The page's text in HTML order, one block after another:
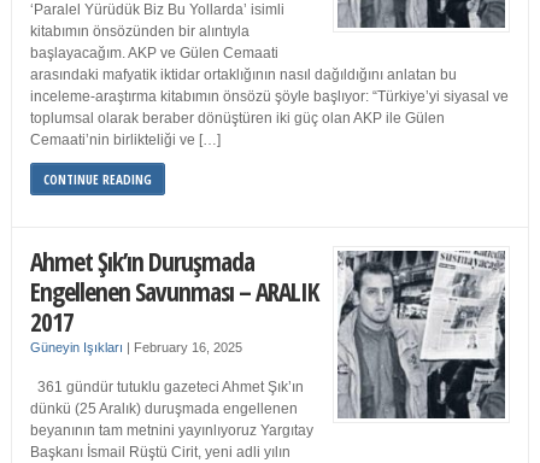
‘Paralel Yürüdük Biz Bu Yollarda’ isimli
kitabımın önsözünden bir alıntıyla
başlayacağım. AKP ve Gülen Cemaati
arasındaki mafyatik iktidar ortaklığının nasıl dağıldığını anlatan bu
inceleme-araştırma kitabımın önsözü şöyle başlıyor: “Türkiye’yi siyasal ve
toplumsal olarak beraber dönüştüren iki güç olan AKP ile Gülen
Cemaati’nin birlikteliği ve […]
CONTINUE READING
Ahmet Şık’ın Duruşmada
Engellenen Savunması – ARALIK
2017
Güneyin Işıkları | February 16, 2025
361 gündür tutuklu gazeteci Ahmet Şık’ın
dünkü (25 Aralık) duruşmada engellenen
beyanının tam metnini yayınlıyoruz Yargıtay
Başkanı İsmail Rüştü Cirit, yeni adli yılın